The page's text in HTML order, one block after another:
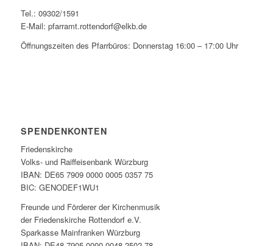
Tel.: 09302/1591
E-Mail: pfarramt.rottendorf@elkb.de
Öffnungszeiten des Pfarrbüros: Donnerstag 16:00 – 17:00 Uhr
SPENDENKONTEN
Friedenskirche
Volks- und Raiffeisenbank Würzburg
IBAN: DE65 7909 0000 0005 0357 75
BIC: GENODEF1WU1
Freunde und Förderer der Kirchenmusik
der Friedenskirche Rottendorf e.V.
Sparkasse Mainfranken Würzburg